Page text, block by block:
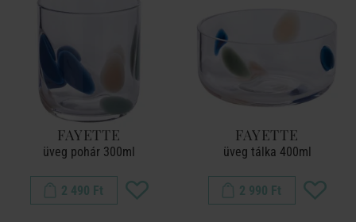
FAYETTE
üveg pohár 300ml
2 490 Ft
FAYETTE
üveg tálka 400ml
2 990 Ft